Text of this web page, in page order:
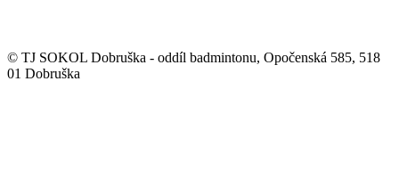
© TJ SOKOL Dobruška - oddíl badmintonu, Opočenská 585, 518
01 Dobruška